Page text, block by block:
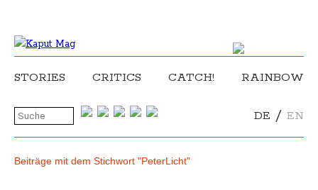
STORIES CRITICS CATCH! RAINBOW
DE / EN
Beiträge mit dem Stichwort "PeterLicht"